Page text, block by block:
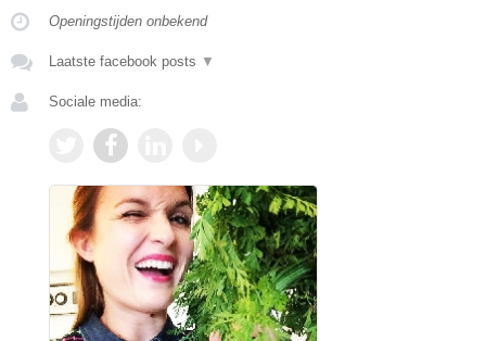
Openingstijden onbekend
Laatste facebook posts ▼
Sociale media: